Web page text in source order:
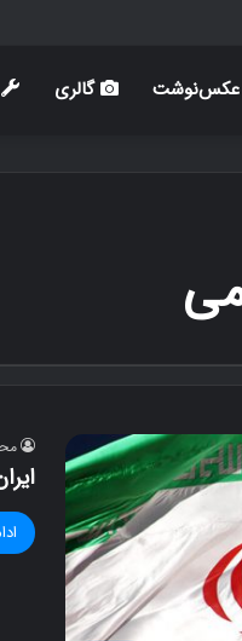
عکس‌نوشت گالری